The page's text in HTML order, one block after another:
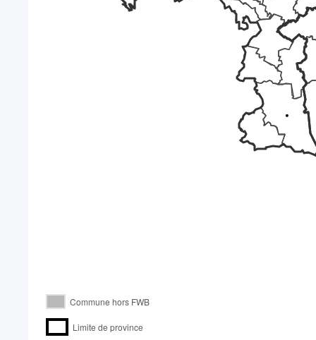
Commune hors FWB
Limite de province